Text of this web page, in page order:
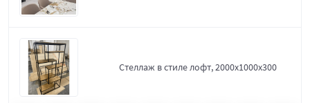
Стеллаж в стиле лофт, 2000х1000х300